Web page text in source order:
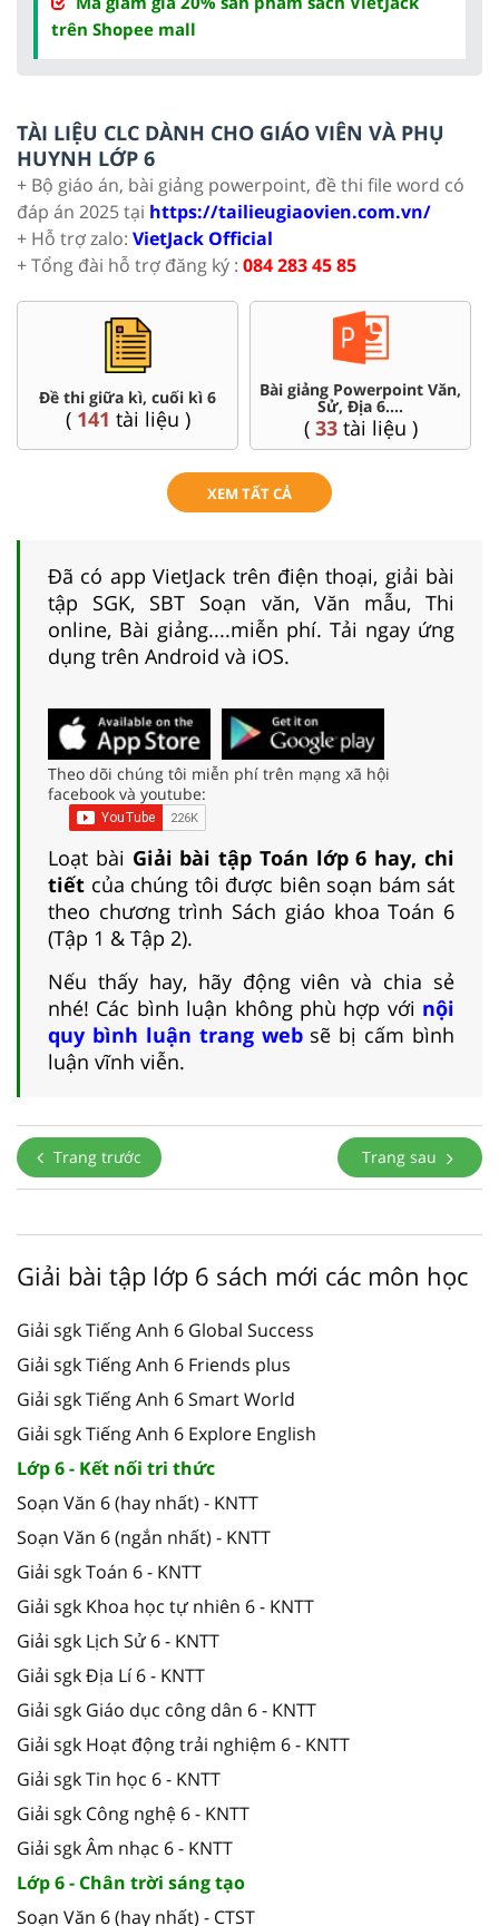
trên Shopee mall
TÀI LIỆU CLC DÀNH CHO GIÁO VIÊN VÀ PHỤ
HUYNH LỚP 6
+ Bộ giáo án, bài giảng powerpoint, đề thi file word có
đáp án 2025 tại https://tailieugiaovien.com.vn/
+ Hỗ trợ zalo: VietJack Official
+ Tổng đài hỗ trợ đăng ký : 084 283 45 85
Đề thi giữa kì, cuối kì 6
( 141 tài liệu )
Bài giảng Powerpoint Văn,
Sử, Địa 6....
( 33tài liệu )
XEM TẤT CẢ
Đã có app VietJack trên điện thoại, giải bài
tập SGK, SBT Soạn văn, Văn mẫu, Thi
online, Bài giảng....miễn phí. Tải ngay ứng
dụng trên Android và iOS.
Theo dõi chúng tôi miễn phí trên mạng xã hội
facebook và youtube:
Loạt bài Giải bài tập Toán lớp 6 hay, chi
tiết của chúng tôi được biên soạn bám sát
theo chương trình Sách giáo khoa Toán 6
(Tập 1 & Tập 2).
Nếu thấy hay, hãy động viên và chia sẻ
nhé! Các bình luận không phù hợp với nội
quy bình luận trang websẽ bị cấm bình
luận vĩnh viễn.
Trang trước Trang sau
Giải bài tập lớp 6 sách mới các môn học
Giải sgk Tiếng Anh 6 Global Success
Giải sgk Tiếng Anh 6 Friends plus
Giải sgk Tiếng Anh 6 Smart World
Giải sgk Tiếng Anh 6 Explore English
Lớp 6 - Kết nối tri thức
Soạn Văn 6 (hay nhất) - KNTT
Soạn Văn 6 (ngắn nhất) - KNTT
Giải sgk Toán 6 - KNTT
Giải sgk Khoa học tự nhiên 6 - KNTT
Giải sgk Lịch Sử 6 - KNTT
Giải sgk Địa Lí 6 - KNTT
Giải sgk Giáo dục công dân 6 - KNTT
Giải sgk Hoạt động trải nghiệm 6 - KNTT
Giải sgk Tin học 6 - KNTT
Giải sgk Công nghệ 6 - KNTT
Giải sgk Âm nhạc 6 - KNTT
Lớp 6 - Chân trời sáng tạo
Soạn Văn 6 (hay nhất) - CTST